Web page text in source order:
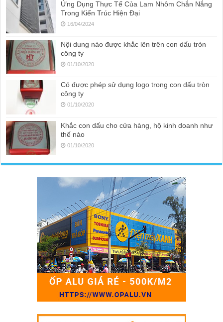
Ứng Dụng Thực Tế Của Lam Nhôm Chắn Nắng
Trong Kiến Trúc Hiện Đại
16/04/2024
Nội dung nào được khắc lên trên con dấu tròn
công ty
01/10/2020
Có được phép sử dụng logo trong con dấu tròn
công ty
01/10/2020
Khắc con dấu cho cửa hàng, hộ kinh doanh như
thế nào
01/10/2020